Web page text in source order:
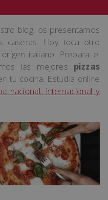
blog, os presentamos
caseras. Hoy toca otro
italiano. Prepara el
las mejores pizzas
tu cocina. Estudia online
nacional, internacional y